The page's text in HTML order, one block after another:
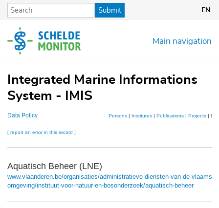
Skip
content
Submit EN
Main navigation
Integrated Marine Informations
System - IMIS
Data Policy Persons| Institutes| Publications| Projects|
[ report an error in this record ]
Aquatisch Beheer (LNE)
www.vlaanderen.be/organisaties/administratieve-diensten-van-de-
omgeving/instituut-voor-natuur-en-bosonderzoek/aquatisch-beheer